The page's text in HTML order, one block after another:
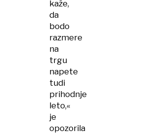
kaže,
da
bodo
razmere
na
trgu
napete
tudi
prihodnje
leto,«
je
opozorila